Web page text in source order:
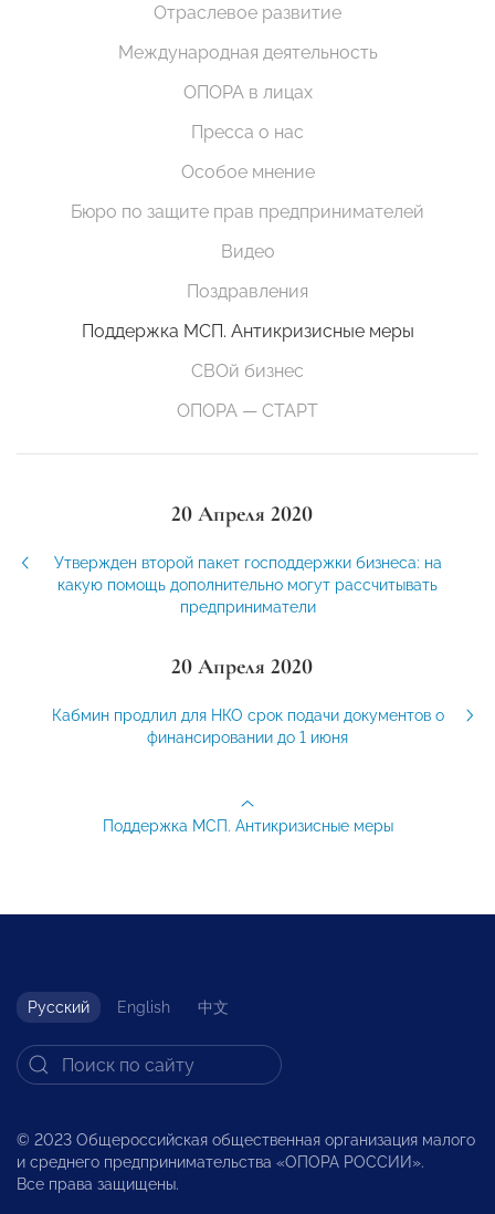
Отраслевое развитие
Международная деятельность
ОПОРА в лицах
Пресса о нас
Особое мнение
Бюро по защите прав предпринимателей
Видео
Поздравления
Поддержка МСП. Антикризисные меры
СВОй бизнес
ОПОРА — СТАРТ
20 Апреля 2020
Утвержден второй пакет господдержки бизнеса: на
какую помощь дополнительно могут рассчитывать
предприниматели
20 Апреля 2020
Кабмин продлил для НКО срок подачи документов о
финансировании до 1 июня
Поддержка МСП. Антикризисные меры
Русский English 中文
© 2023 Общероссийская общественная организация малого
и среднего предпринимательства «ОПОРА РОССИИ».
Все права защищены.